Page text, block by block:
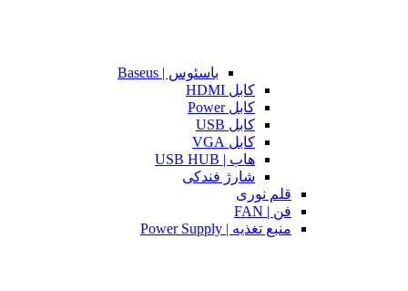
باسئوس | Baseus
کابل HDMI
کابل Power
کابل USB
کابل VGA
هاب | USB HUB
شارژ فندکی
قلم نوری
فن | FAN
منبع تغذیه | Power Supply